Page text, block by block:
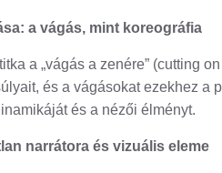
a vágás, mint koreográfia
a „vágás a zenére” (cutting
és a vágásokat ezekhez a
és a nézői élményt.
narrátora és vizuális eleme